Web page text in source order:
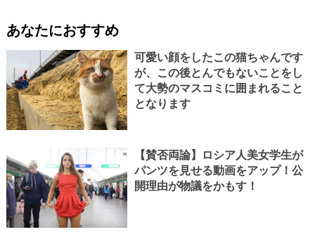
あなたにおすすめ
可愛い顔をしたこの猫ちゃんです
が、この後とんでもないことをし
て大勢のマスコミに囲まれること
となります
【賛否両論】ロシア人美女学生が
パンツを見せる動画をアップ！公
開理由が物議をかもす！